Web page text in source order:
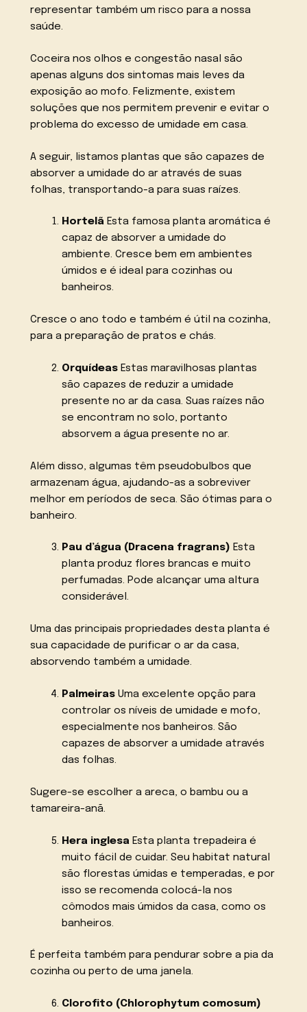
representar também um risco para a nossa
saúde.
Coceira nos olhos e congestão nasal são
apenas alguns dos sintomas mais leves da
exposição ao mofo. Felizmente, existem
soluções que nos permitem prevenir e evitar o
problema do excesso de umidade em casa.
A seguir, listamos plantas que são capazes de
absorver a umidade do ar através de suas
folhas, transportando-a para suas raízes.
HortelãEsta famosa planta aromática é
capaz de absorver a umidade do
ambiente. Cresce bem em ambientes
úmidos e é ideal para cozinhas ou
banheiros.
Cresce o ano todo e também é útil na cozinha,
para a preparação de pratos e chás.
OrquídeasEstas maravilhosas plantas
são capazes de reduzir a umidade
presente no ar da casa. Suas raízes não
se encontram no solo, portanto
absorvem a água presente no ar.
Além disso, algumas têm pseudobulbos que
armazenam água, ajudando-as a sobreviver
melhor em períodos de seca. São ótimas para o
banheiro.
Pau d’água (Dracena fragrans) Esta
planta produz flores brancas e muito
perfumadas. Pode alcançar uma altura
considerável.
Uma das principais propriedades desta planta é
sua capacidade de purificar o ar da casa,
absorvendo também a umidade.
PalmeirasUma excelente opção para
controlar os níveis de umidade e mofo,
especialmente nos banheiros. São
capazes de absorver a umidade através
das folhas.
Sugere-se escolher a areca, o bambu ou a
tamareira-anã.
Hera inglesaEsta planta trepadeira é
muito fácil de cuidar. Seu habitat natural
são florestas úmidas e temperadas, e por
isso se recomenda colocá-la nos
cômodos mais úmidos da casa, como os
banheiros.
É perfeita também para pendurar sobre a pia da
cozinha ou perto de uma janela.
Clorofito (Chlorophytum comosum)